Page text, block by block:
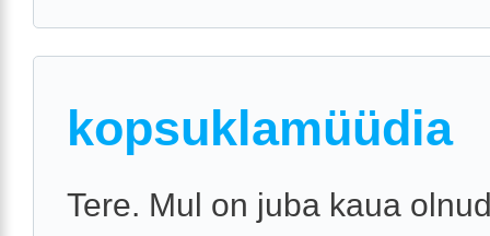
kopsuklamüüdia
Tere. Mul on juba kaua